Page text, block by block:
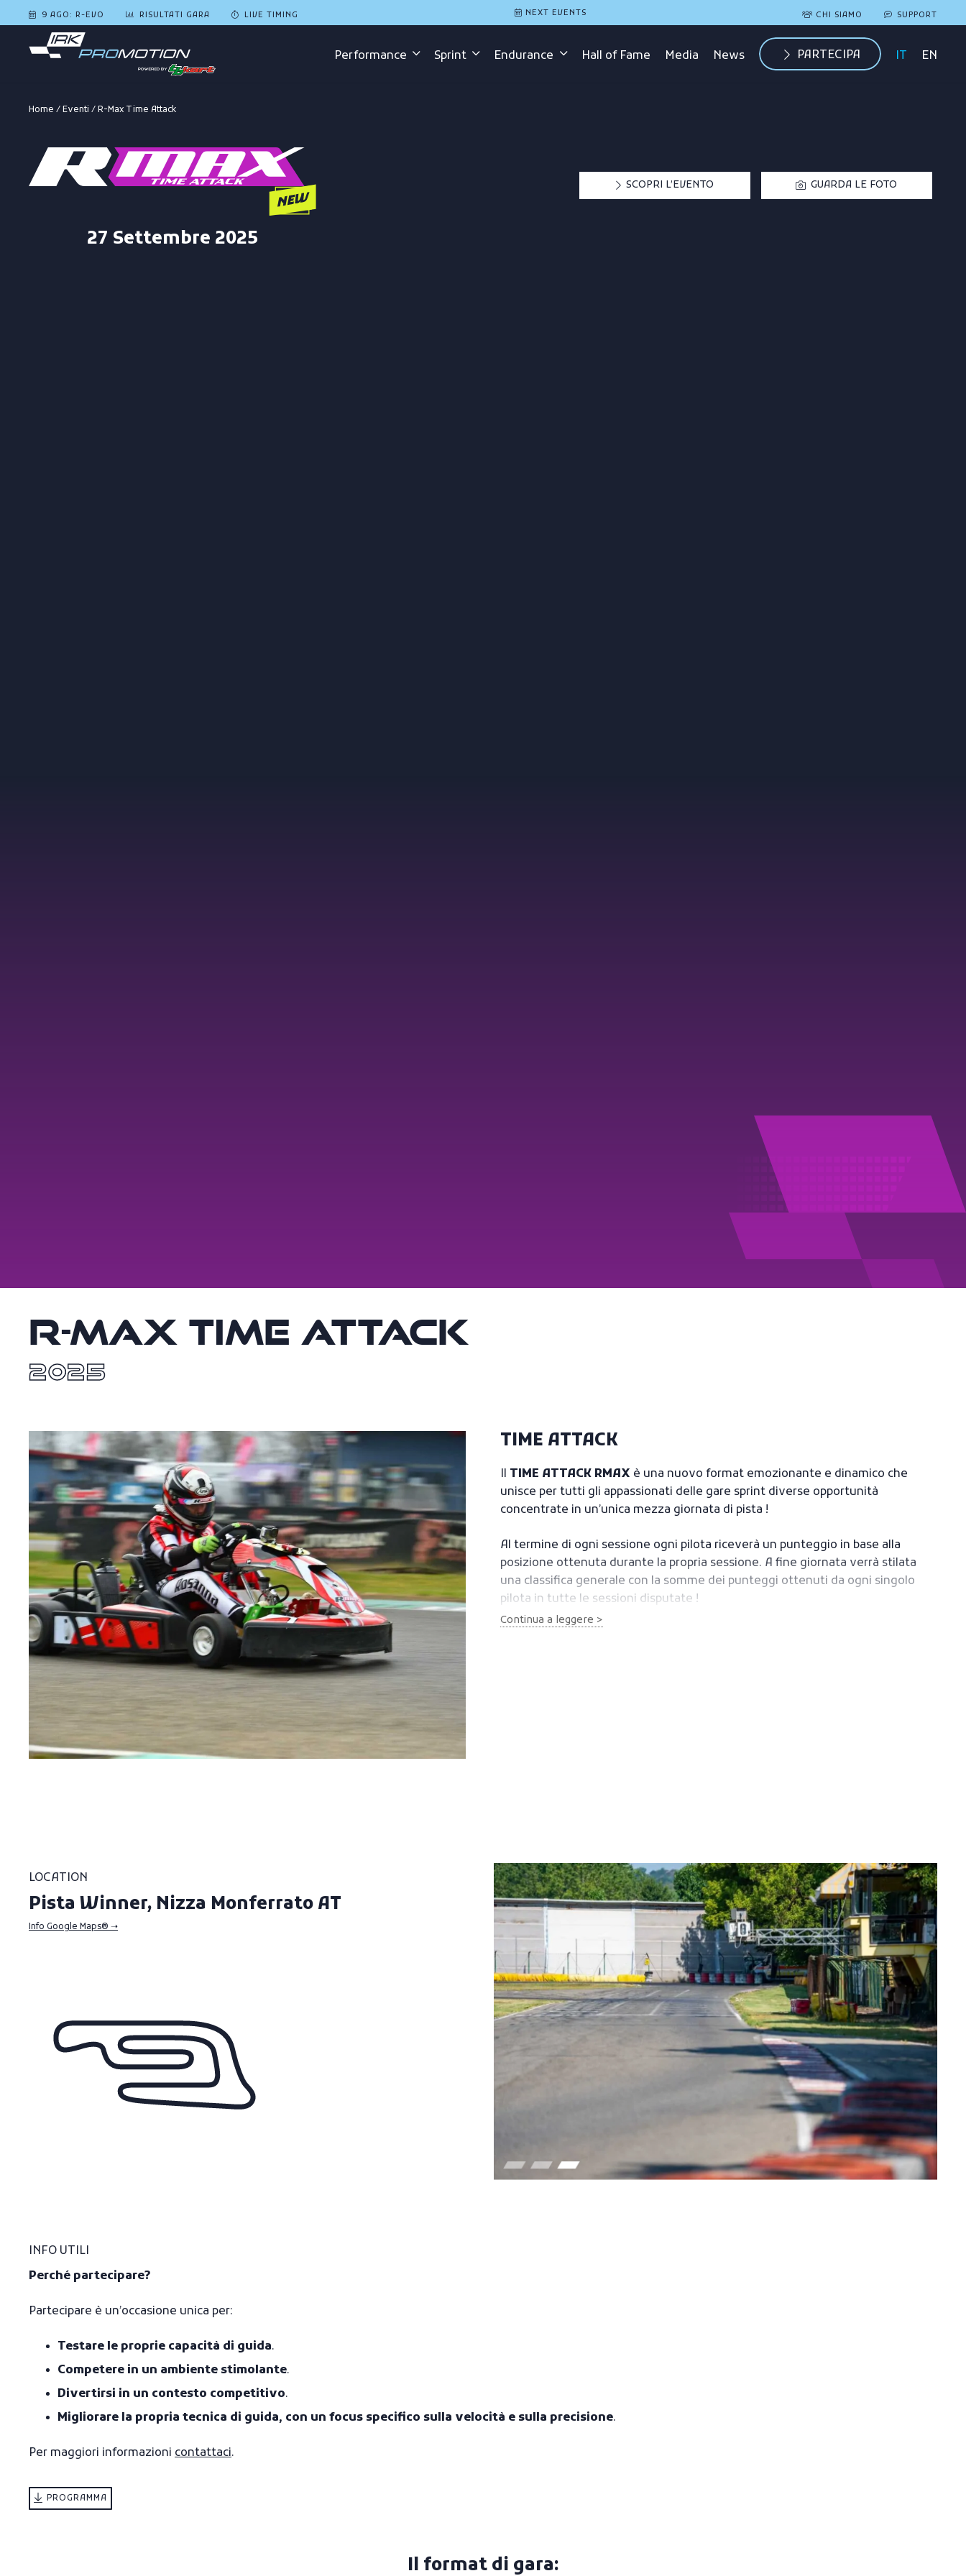
9 AGO: R-EVO RISULTATI GARA LIVE TIMING NEXT EVENTS CHI SIAMO SUPPORT
Performance Sprint Endurance Hall of Fame Media News PARTECIPA IT EN
Home /Eventi /R-Max Time Attack
27 Settembre 2025
SCOPRI L’EVENTO GUARDA LE FOTO
R-Max Time Attack
2025
TIME ATTACK
Il TIME ATTACK RMAX è una nuovo format emozionante e dinamico che
unisce per tutti gli appassionati delle gare sprint diverse opportunità
concentrate in un’unica mezza giornata di pista !
Al termine di ogni sessione ogni pilota riceverà un punteggio in base alla
posizione ottenuta durante la propria sessione. A fine giornata verrà stilata
una classifica generale con la somme dei punteggi ottenuti da ogni singolo
pilota in tutte le sessioni disputate !
Velocità e precisione: Ogni curva e ogni accelerazione devono essere
eseguite con precisione millimetrica per ottenere il miglior tempo.
Adrenalina e divertimento: Il Time Attack unisce l’adrenalina della
velocità con la soddisfazione di migliorarsi in ogni singolo tentativo.
Accessibilità: Questo formato di gara è ideale per i principianti, che
possono concentrarsi sul migliorare il proprio tempo ed avvicinarsi al
mondo RMAX, che per i più esperti, che sono alla ricerca di sfide più
avanzate.
Continua a leggere >
LOCATION
Pista Winner, Nizza Monferrato AT
Info Google Maps® ➝
INFO UTILI
Perché partecipare?
Partecipare è un’occasione unica per:
Testare le proprie capacità di guida.
Competere in un ambiente stimolante.
Divertirsi in un contesto competitivo.
Migliorare la propria tecnica di guida, con un focus specifico sulla velocità e sulla precisione.
Per maggiori informazioni contattaci.
PROGRAMMA
Il format di gara: